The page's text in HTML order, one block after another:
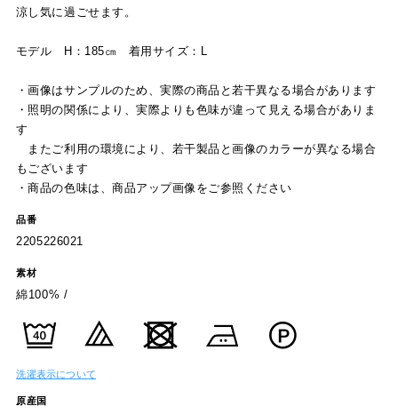
涼し気に過ごせます。
モデル H：185㎝ 着用サイズ：L
・画像はサンプルのため、実際の商品と若干異なる場合があります
・照明の関係により、実際よりも色味が違って見える場合がありま
す
またご利用の環境により、若干製品と画像のカラーが異なる場合
もございます
・商品の色味は、商品アップ画像をご参照ください
品番
2205226021
素材
綿100% /
洗濯表示について
原産国